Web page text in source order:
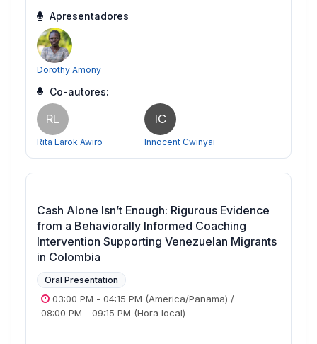
Apresentadores
Dorothy Amony
Co-autores:
RL
Rita Larok Awiro
IC
Innocent Cwinyai
Cash Alone Isn’t Enough: Rigurous Evidence
from a Behaviorally Informed Coaching
Intervention Supporting Venezuelan Migrants
in Colombia
Oral Presentation
03:00 PM - 04:15 PM (America/Panama) /
08:00 PM - 09:15 PM (Hora local)